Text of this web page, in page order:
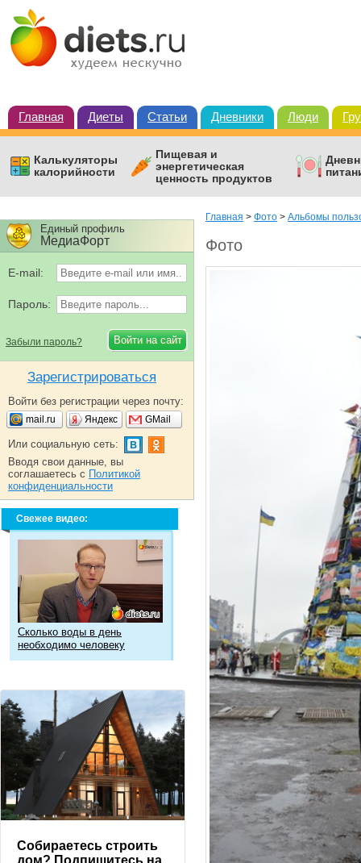
Главная Диеты Статьи Дневники Люди
Калькуляторы
калорийности
Пищевая и
энергетическая
ценность продуктов
Главная > Фото > Альбомы
Фото
Единый профиль
МедиаФорт
E-mail:
Пароль:
Забыли пароль?
Зарегистрироваться
Войти без регистрации через почту:
mail.ru Яндекс GMail
Или социальную сеть:
Вводя свои данные, вы
соглашаетесь с Политикой
конфиденциальности
Свежее видео:
Сколько воды в день
необходимо человеку
Собираетесь строить